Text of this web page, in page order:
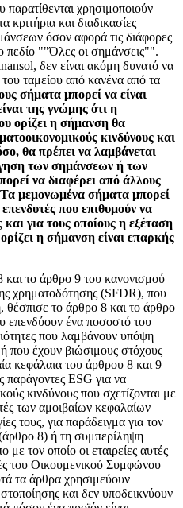
χρησιμοποιούν
κριτήρια και διαδικασίες
όσον αφορά τις διάφορες
πεδίο ""Όλες οι σημάνσεις"".
δεν είναι ακόμη δυνατό να
ταμείου από κανένα από τα
σήματα μπορεί να είναι
της γνώμης ότι η
ορίζει η σήμανση θα
κινδύνους και
θα πρέπει να λαμβάνεται
των σημάνσεων ή των
να διαφέρει από άλλους
μεμονωμένα σήματα μπορεί
που επιθυμούν να
και για τους οποίους η εξέταση
η σήμανση είναι επαρκής
και το άρθρο 9 του κανονισμού
χρηματοδότησης (SFDR), που
θέσπισε το άρθρο 8 και το άρθρο
επενδύουν ένα ποσοστό του
που λαμβάνουν υπόψη
που έχουν βιώσιμους στόχους
κεφάλαια του άρθρου 8 και 9
ESG για να
κινδύνους που σχετίζονται με
των αμοιβαίων κεφαλαίων
τους, για παράδειγμα για τον
8) ή τη συμπερίληψη
με τον οποίο οι εταιρείες αυτές
του Οικουμενικού Συμφώνου
τα άρθρα χρησιμεύουν
και δεν υποδεικνύουν